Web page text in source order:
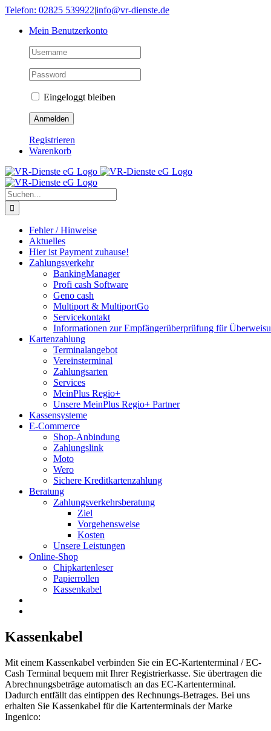
Skip
content
Telefon: 02825 539922|info@vr-dienste.de
Mein Benutzerkonto
Eingeloggt bleiben
Registrieren
Warenkorb
Suche
nach:
Fehler / Hinweise
Aktuelles
Hier ist Payment zuhause!
Zahlungsverkehr
BankingManager
Profi cash Software
Geno cash
Multiport & MultiportGo
Servicekontakt
Informationen zur Empfängerüberprüfung für
Kartenzahlung
Terminalangebot
Vereinsterminal
Zahlungsarten
Services
MeinPlus Regio+
Unsere MeinPlus Regio+ Partner
Kassensysteme
E-Commerce
Shop-Anbindung
Zahlungslink
Moto
Wero
Sichere Kreditkartenzahlung
Beratung
Zahlungsverkehrsberatung
Ziel
Vorgehensweise
Kosten
Unsere Leistungen
Online-Shop
Chipkartenleser
Papierrollen
Kassenkabel
Kassenkabel
Mit einem Kassenkabel verbinden Sie ein EC-Kartenterminal / EC-
Cash Terminal bequem mit Ihrer Registrierkasse. Sie übertragen die
Abrechnungsbeträge automatisch an das EC-Kartenterminal.
Dadurch entfällt das eintippen des Rechnungs-Betrages. Bei uns
erhalten Sie Kassenkabel für die Kartenterminals der Marke
Ingenico: